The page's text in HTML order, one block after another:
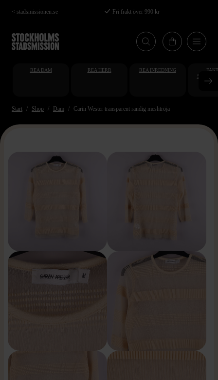
Hoppa
till
huvudinnehåll
< stadsmissionen.se Fri frakt över 990 kr
REA DAM REA HERR REA INREDNING
Start Shop Dam Carin Wester transparent randig meshtröja